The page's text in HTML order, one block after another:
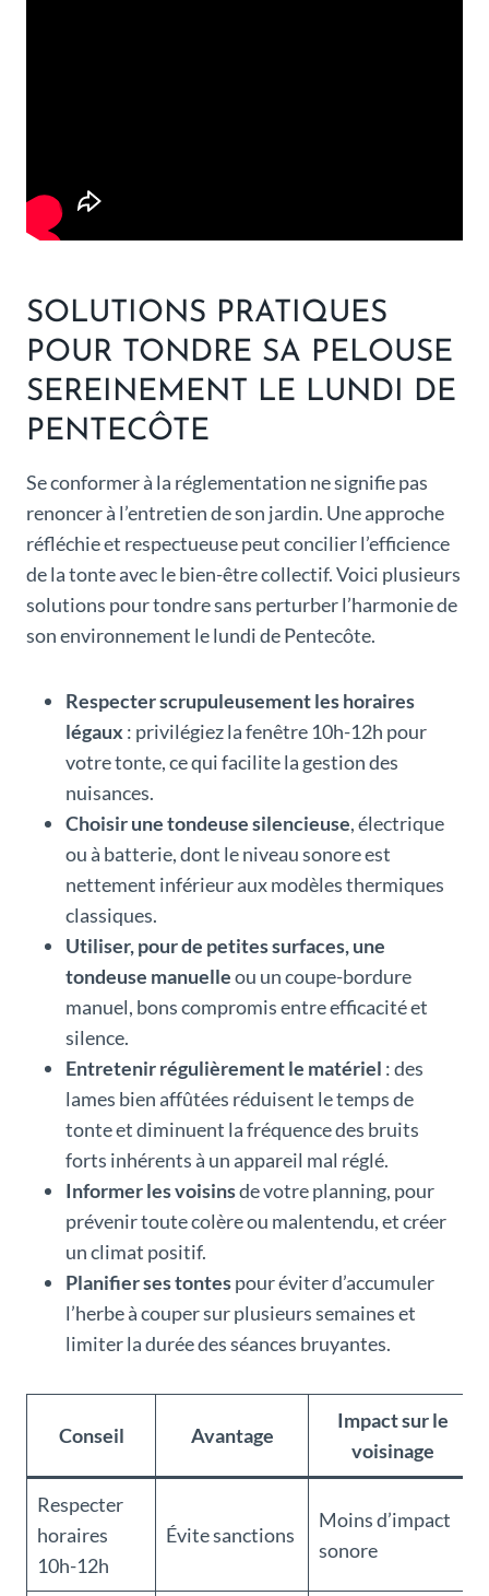
SOLUTIONS PRATIQUES
POUR TONDRE SA PELOUSE
SEREINEMENT LE LUNDI DE
PENTECÔTE
Se conformer à la réglementation ne signifie pas
renoncer à l’entretien de son jardin. Une approche
réfléchie et respectueuse peut concilier l’efficience
de la tonte avec le bien-être collectif. Voici plusieurs
solutions pour tondre sans perturber l’harmonie de
son environnement le lundi de Pentecôte.
Respecter scrupuleusement les horaires
légaux : privilégiez la fenêtre 10h-12h pour
votre tonte, ce qui facilite la gestion des
nuisances.
Choisir une tondeuse silencieuse, électrique
ou à batterie, dont le niveau sonore est
nettement inférieur aux modèles thermiques
classiques.
Utiliser, pour de petites surfaces, une
tondeuse manuelleou un coupe-bordure
manuel, bons compromis entre efficacité et
silence.
Entretenir régulièrement le matériel : des
lames bien affûtées réduisent le temps de
tonte et diminuent la fréquence des bruits
forts inhérents à un appareil mal réglé.
Informer les voisinsde votre planning, pour
prévenir toute colère ou malentendu, et créer
un climat positif.
Planifier ses tontespour éviter d’accumuler
l’herbe à couper sur plusieurs semaines et
limiter la durée des séances bruyantes.
Conseil Avantage
Impact sur le
voisinage
Respecter
horaires
10h-12h
Évite sanctions
Moins d’impact
sonore